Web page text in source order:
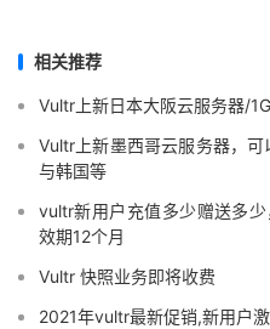
相关推荐
Vultr上新日本大阪云服务器/
Vultr上新墨西哥云服务器，
与韩国等
vultr新用户充值多少赠送多
效期12个月
Vultr 快照业务即将收费
2021年vultr最新促销,新用户